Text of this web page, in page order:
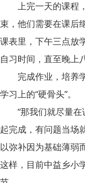
上完一天的课程，
束，他们需要在课后
课表里，下午三点放
自习时间，直至晚上
完成作业，培养学
学习上的“硬骨头”。
“那我们就尽量在
起完成，有问题当场
以弥补因为基础薄弱
这样，目前中益乡小